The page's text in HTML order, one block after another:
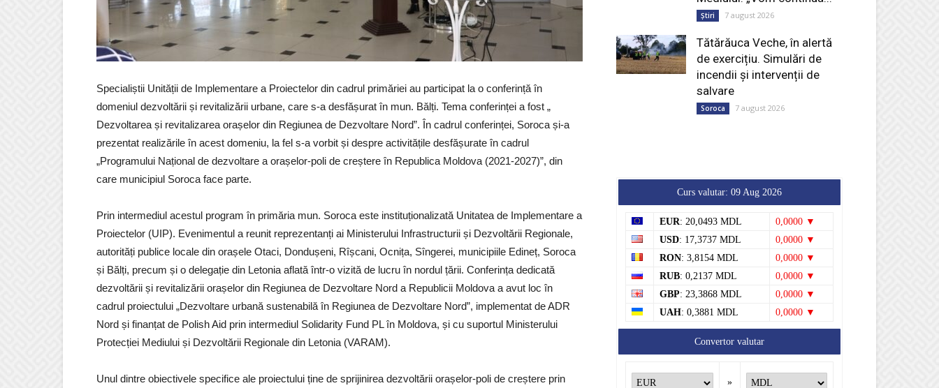
Specialiștii Unității de Implementare a Proiectelor din cadrul primăriei au participat la o conferință în
domeniul dezvoltării și revitalizării urbane, care s-a desfășurat în mun. Bălți. Tema conferinței a fost „
Dezvoltarea și revitalizarea orașelor din Regiunea de Dezvoltare Nord”. În cadrul conferinței, Soroca și-a
prezentat realizările în acest domeniu, la fel s-a vorbit și despre activitățile desfășurate în cadrul
„Programului Național de dezvoltare a orașelor-poli de creștere în Republica Moldova (2021-2027)”, din
care municipiul Soroca face parte.
Prin intermediul acestul program în primăria mun. Soroca este instituționalizată Unitatea de Implementare a
Proiectelor (UIP). Evenimentul a reunit reprezentanți ai Ministerului Infrastructurii și Dezvoltării Regionale,
autorități publice locale din orașele Otaci, Dondușeni, Rîșcani, Ocnița, Sîngerei, municipiile Edineț, Soroca
și Bălți, precum și o delegație din Letonia aflată într-o vizită de lucru în nordul țării. Conferința dedicată
dezvoltării și revitalizării orașelor din Regiunea de Dezvoltare Nord a Republicii Moldova a avut loc în
cadrul proiectului „Dezvoltare urbană sustenabilă în Regiunea de Dezvoltare Nord”, implementat de ADR
Nord și finanțat de Polish Aid prin intermediul Solidarity Fund PL în Moldova, și cu suportul Ministerului
Protecției Mediului și Dezvoltării Regionale din Letonia (VARAM).
Unul dintre obiectivele specifice ale proiectului ține de sprijinirea dezvoltării orașelor-poli de creștere prin
Știri 7 august 2026
Tătărăuca Veche, în alertă
de exercițiu. Simulări de
incendii și intervenții de
salvare
Soroca 7 august 2026
Curs valutar: 09 Aug 2026
EUR: 20,0493 MDL
0,0000 ▼
USD: 17,3737 MDL
0,0000 ▼
RON: 3,8154 MDL
0,0000 ▼
RUB: 0,2137 MDL
0,0000 ▼
GBP: 23,3868 MDL
0,0000 ▼
UAH: 0,3881 MDL 0,0000 ▼
Convertor valutar
»